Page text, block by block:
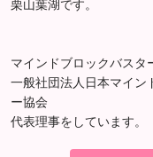
栗山葉湖です。
マインドブロックバスタ
一般社団法人日本マイン
ー協会
代表理事をしています。